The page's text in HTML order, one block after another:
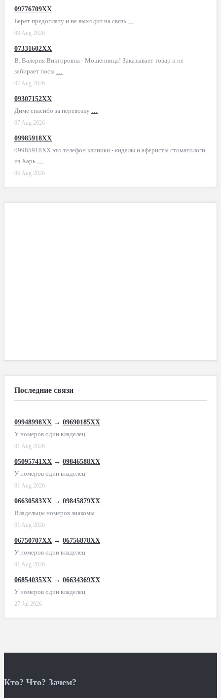
09776709XX
Берет предоплату и не выходит на связь …
09 Aug 2026
07331602XX
В. Валерия Викторовна - Мошенница! Заказывает товар и не
забирает посы …
07 Aug 2026
09307152XX
Диме спасибо за перевозку …
07 Aug 2026
09985918XX
09985918XX это телефон клиники - кидалы и аферисты стоматологи
из Харь …
06 Aug 2026
Последние связи
09948998XX → 09690185XX
У номеров один владелец
01 Aug 2026
05095741XX → 09846588XX
У номеров один владелец
01 Aug 2026
06630583XX → 09845879XX
Владельцы номеров знакомы
01 Aug 2026
06750707XX → 06756878XX
У номеров один владелец
01 Aug 2026
06854035XX → 06634369XX
У номеров один владелец
27 Jul 2026
Кто? Что? Зачем?